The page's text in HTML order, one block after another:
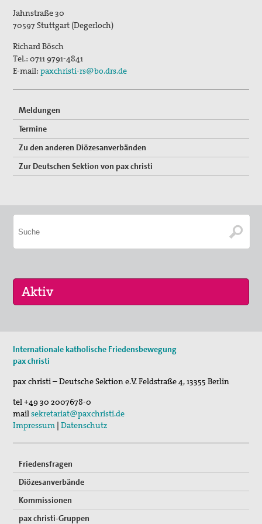
Bündnis "Schulfrei für die Bundeswehr"
Friedensräume Lindau
Jugend für Frieden und Gerechtigkeit in Palästina und
Israel
Kampagne "Unter 18 nie!"
Nahost-AG
Spiritualität
Texte zum Thema Spiritualität
Menschenrechte
Mitglied werden
Jahnstraße 30
70597 Stuttgart (Degerloch)
Richard Bösch
Tel.:0711 9791-4841
E-mail:paxchristi-rs@bo.drs.de
Meldungen
Termine
Zu den anderen Diözesanverbänden
Zur Deutschen Sektion von pax christi
Selig, die Frieden stiften - Pilgern für den …
Internationale katholische Friedensbewegung
pax christi
pax christi – Deutsche Sektion e.V.Feldstraße 4,13355 Berlin
tel+49 30 2007678-0
mailsekretariat@paxchristi.de
Impressum |Datenschutz
Friedensfragen
Diözesanverbände
Kommissionen
pax christi-Gruppen